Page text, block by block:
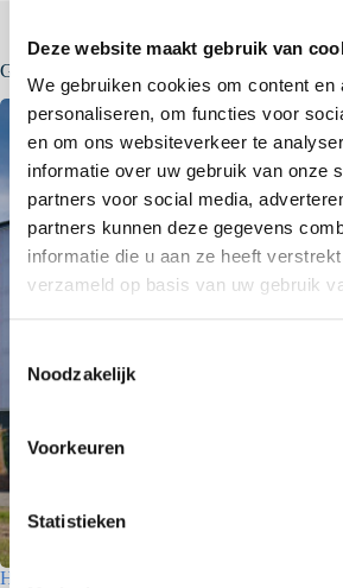
Deze website maakt gebruik van
We gebruiken cookies om content en
personaliseren, om functies voor
en om ons websiteverkeer te
informatie over uw gebruik van onze
partners voor social media,
partners kunnen deze gegevens
informatie die u aan ze heeft
verzameld op basis van uw gebruik
e
e
m
m
i
Noodzakelijk
Voorkeuren
Statistieken
Gerelateerde berichten
Houtfabriek – Utrecht